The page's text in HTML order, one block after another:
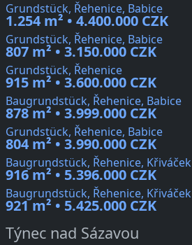
Grundstück, Řehenice, Babice
1.254 m² • 4.400.000 CZK
Grundstück, Řehenice, Babice
807 m² • 3.150.000 CZK
Grundstück, Řehenice
915 m² • 3.600.000 CZK
Baugrundstück, Řehenice, Babice
878 m² • 3.999.000 CZK
Grundstück, Řehenice, Babice
804 m² • 3.990.000 CZK
Baugrundstück, Řehenice, Křiváček
916 m² • 5.396.000 CZK
Baugrundstück, Řehenice, Křiváček
921 m² • 5.425.000 CZK
Týnec nad Sázavou